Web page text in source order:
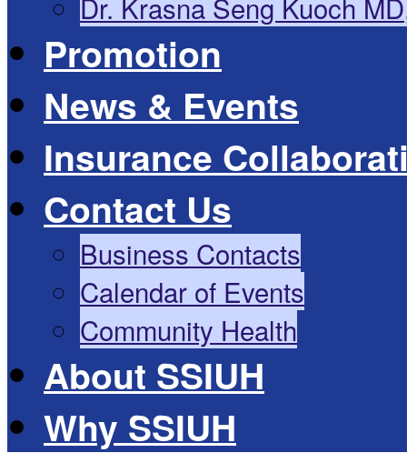
Promotion
News & Events
Insurance
Contact Us
Business Contacts
Calendar of Events
Community Health
About SSIUH
Why SSIUH